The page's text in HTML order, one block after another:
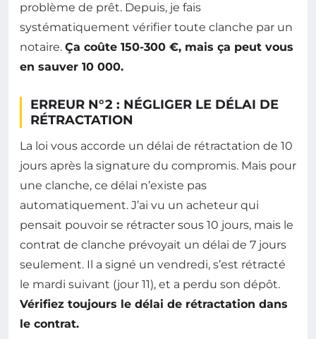
problème de prêt. Depuis, je fais
systématiquement vérifier toute clanche par un
notaire. Ça coûte 150-300 €, mais ça peut vous
en sauver 10 000.
ERREUR N°2 : NÉGLIGER LE DÉLAI DE
RÉTRACTATION
La loi vous accorde un délai de rétractation de 10
jours après la signature du compromis. Mais pour
une clanche, ce délai n’existe pas
automatiquement. J’ai vu un acheteur qui
pensait pouvoir se rétracter sous 10 jours, mais le
contrat de clanche prévoyait un délai de 7 jours
seulement. Il a signé un vendredi, s’est rétracté
le mardi suivant (jour 11), et a perdu son dépôt.
Vérifiez toujours le délai de rétractation dans
le contrat.